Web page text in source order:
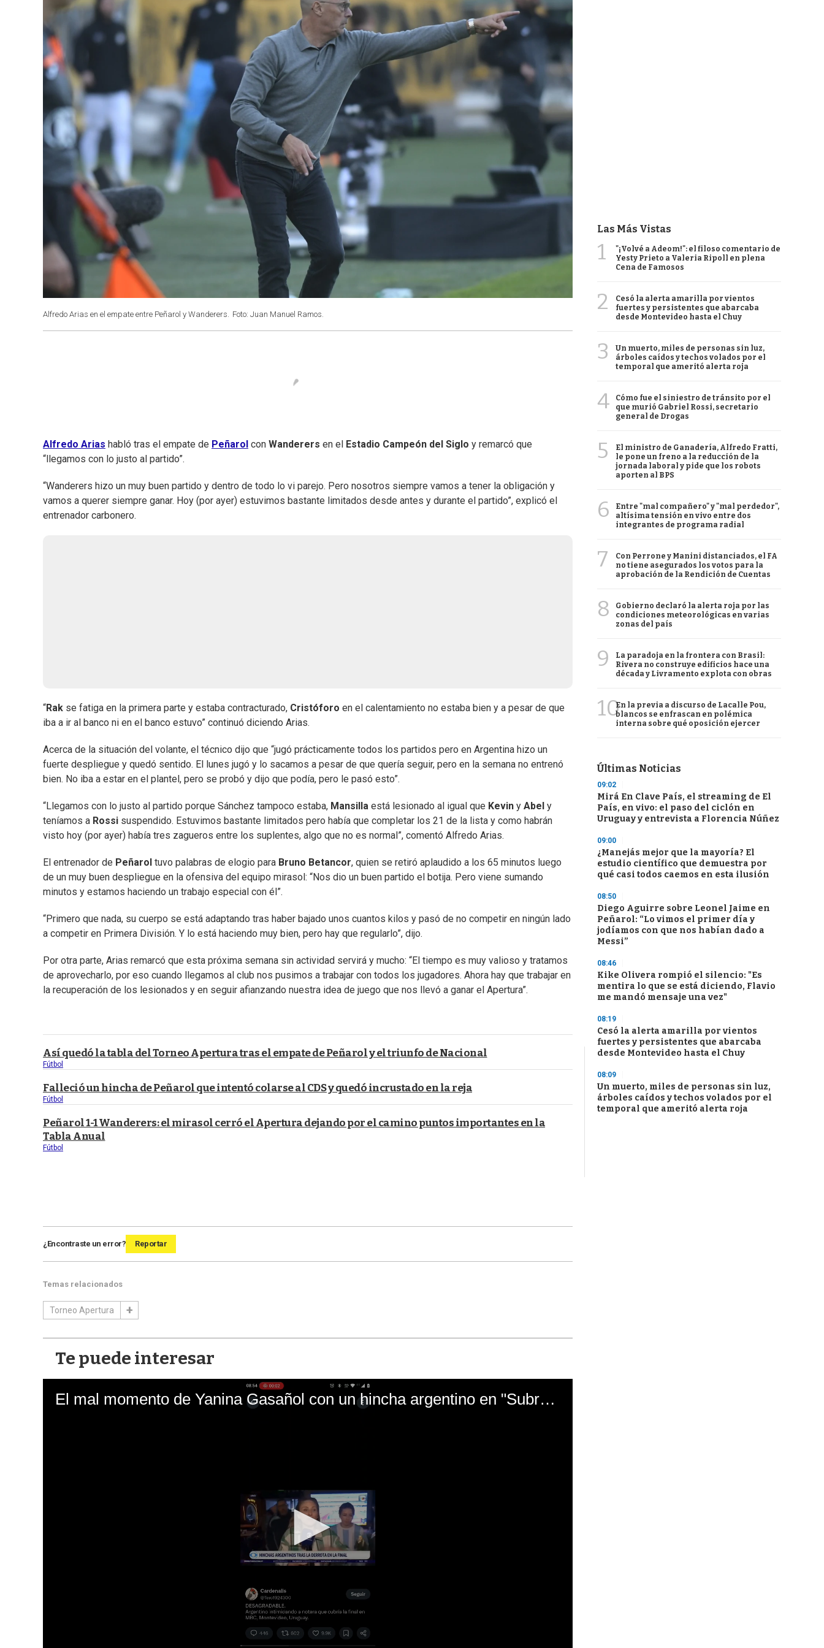
Alfredo Arias en el empate entre Peñarol y Wanderers. Foto: Juan Manuel Ramos.
Alfredo Arias habló tras el empate de Peñarol con Wanderers en el Estadio Campeón del Siglo y remarcó que
“llegamos con lo justo al partido”.
“Wanderers hizo un muy buen partido y dentro de todo lo vi parejo. Pero nosotros siempre vamos a tener la obligación y
vamos a querer siempre ganar. Hoy (por ayer) estuvimos bastante limitados desde antes y durante el partido”, explicó el
entrenador carbonero.
“Rak se fatiga en la primera parte y estaba contracturado, Cristóforo en el calentamiento no estaba bien y a pesar de que
iba a ir al banco ni en el banco estuvo” continuó diciendo Arias.
Acerca de la situación del volante, el técnico dijo que “jugó prácticamente todos los partidos pero en Argentina hizo un
fuerte despliegue y quedó sentido. El lunes jugó y lo sacamos a pesar de que quería seguir, pero en la semana no entrenó
bien. No iba a estar en el plantel, pero se probó y dijo que podía, pero le pasó esto”.
“Llegamos con lo justo al partido porque Sánchez tampoco estaba, Mansilla está lesionado al igual que Kevin y Abel y
teníamos a Rossi suspendido. Estuvimos bastante limitados pero había que completar los 21 de la lista y como habrán
visto hoy (por ayer) había tres zagueros entre los suplentes, algo que no es normal”, comentó Alfredo Arias.
El entrenador de Peñarol tuvo palabras de elogio para Bruno Betancor, quien se retiró aplaudido a los 65 minutos luego
de un muy buen despliegue en la ofensiva del equipo mirasol: “Nos dio un buen partido el botija. Pero viene sumando
minutos y estamos haciendo un trabajo especial con él”.
“Primero que nada, su cuerpo se está adaptando tras haber bajado unos cuantos kilos y pasó de no competir en ningún lado
a competir en Primera División. Y lo está haciendo muy bien, pero hay que regularlo”, dijo.
Por otra parte, Arias remarcó que esta próxima semana sin actividad servirá y mucho: “El tiempo es muy valioso y tratamos
de aprovecharlo, por eso cuando llegamos al club nos pusimos a trabajar con todos los jugadores. Ahora hay que trabajar en
la recuperación de los lesionados y en seguir afianzando nuestra idea de juego que nos llevó a ganar el Apertura”.
Así quedó la tabla del Torneo Apertura tras el empate de Peñarol y el triunfo de Nacional
Fútbol
Falleció un hincha de Peñarol que intentó colarse al CDS y quedó incrustado en la reja
Fútbol
Peñarol 1-1 Wanderers: el mirasol cerró el Apertura dejando por el camino puntos importantes en la
Tabla Anual
Fútbol
¿Encontraste un error? Reportar
Temas relacionados
Torneo Apertura
Te puede interesar
El mal momento de Yanina Gasañol con un hincha argentino en "Subrayado"
Las Más Vistas
1
"¡Volvé a Adeom!": el filoso comentario de
Yesty Prieto a Valeria Ripoll en plena
Cena de Famosos
2
Cesó la alerta amarilla por vientos
fuertes y persistentes que abarcaba
desde Montevideo hasta el Chuy
3
Un muerto, miles de personas sin luz,
árboles caídos y techos volados por el
temporal que ameritó alerta roja
4
Cómo fue el siniestro de tránsito por el
que murió Gabriel Rossi, secretario
general de Drogas
5
El ministro de Ganadería, Alfredo Fratti,
le pone un freno a la reducción de la
jornada laboral y pide que los robots
aporten al BPS
6
Entre "mal compañero" y "mal perdedor",
altísima tensión en vivo entre dos
integrantes de programa radial
7
Con Perrone y Manini distanciados, el FA
no tiene asegurados los votos para la
aprobación de la Rendición de Cuentas
8
Gobierno declaró la alerta roja por las
condiciones meteorológicas en varias
zonas del país
9
La paradoja en la frontera con Brasil:
Rivera no construye edificios hace una
década y Livramento explota con obras
10En la previa a discurso de Lacalle Pou,
blancos se enfrascan en polémica
interna sobre qué oposición ejercer
Últimas Noticias
09:02
Mirá En Clave País, el streaming de El
País, en vivo: el paso del ciclón en
Uruguay y entrevista a Florencia Núñez
09:00
¿Manejás mejor que la mayoría? El
estudio científico que demuestra por
qué casi todos caemos en esta ilusión
08:50
Diego Aguirre sobre Leonel Jaime en
Peñarol: “Lo vimos el primer día y
jodíamos con que nos habían dado a
Messi”
08:46
Kike Olivera rompió el silencio: "Es
mentira lo que se está diciendo, Flavio
me mandó mensaje una vez"
08:19
Cesó la alerta amarilla por vientos
fuertes y persistentes que abarcaba
desde Montevideo hasta el Chuy
08:09
Un muerto, miles de personas sin luz,
árboles caídos y techos volados por el
temporal que ameritó alerta roja